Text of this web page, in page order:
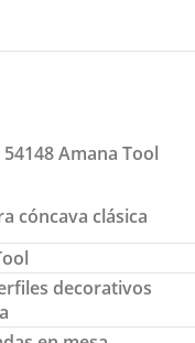
Amana Tool
cóncava clásica
decorativos